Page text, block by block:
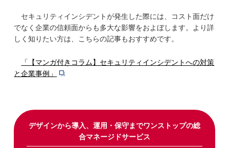
セキュリティインシデントが発生した際には、コスト面だけ
でなく企業の信頼面からも多大な影響をおよぼします。より詳
しく知りたい方は、こちらの記事もおすすめです。
「【マンガ付きコラム】セキュリティインシデントへの対策
と企業事例」
デザインから導入、運用・保守までワンストップの総
合マネージドサービス